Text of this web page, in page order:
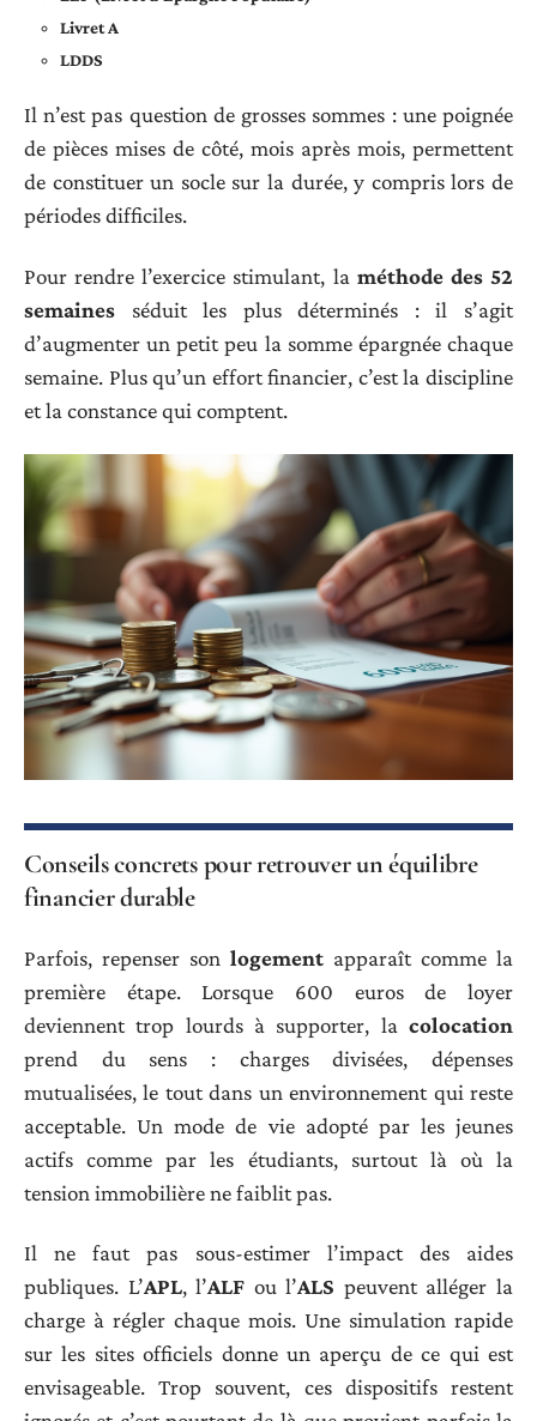
Livret A
LDDS
Il n’est pas question de grosses sommes : une poignée
de pièces mises de côté, mois après mois, permettent
de constituer un socle sur la durée, y compris lors de
périodes difficiles.
Pour rendre l’exercice stimulant, la méthode des 52
semaines séduit les plus déterminés : il s’agit
d’augmenter un petit peu la somme épargnée chaque
semaine. Plus qu’un effort financier, c’est la discipline
et la constance qui comptent.
Conseils concrets pour retrouver un équilibre
financier durable
Parfois, repenser son logement apparaît comme la
première étape. Lorsque 600 euros de loyer
deviennent trop lourds à supporter, la colocation
prend du sens : charges divisées, dépenses
mutualisées, le tout dans un environnement qui reste
acceptable. Un mode de vie adopté par les jeunes
actifs comme par les étudiants, surtout là où la
tension immobilière ne faiblit pas.
Il ne faut pas sous-estimer l’impact des aides
publiques. L’APL, l’ALF ou l’ALS peuvent alléger la
charge à régler chaque mois. Une simulation rapide
sur les sites officiels donne un aperçu de ce qui est
envisageable. Trop souvent, ces dispositifs restent